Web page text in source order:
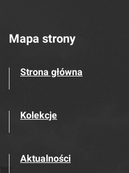
Mapa strony
Strona główna
Kolekcje
Aktualności